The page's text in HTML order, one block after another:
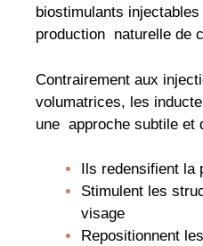
biostimulants
production naturelle de
Contrairement aux
volumatrices, les
une approche subtile et
Ils redensifient la
Stimulent les
visage
Repositionnent